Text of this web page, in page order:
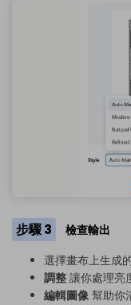
步驟 3
檢查輸出
選擇畫布上生成
調整 讓你處理亮
編輯圖像 幫助你